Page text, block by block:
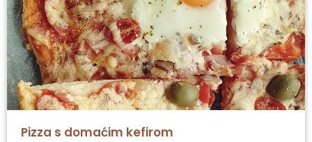
Pizza s domaćim kefirom